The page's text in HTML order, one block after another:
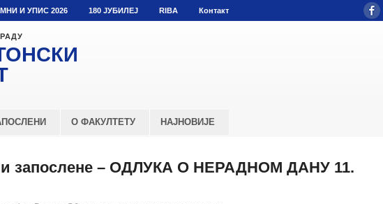
И УПИС 2026 180 ЈУБИЛЕЈ RIBA Контакт
О ФАКУЛТЕТУ НАЈНОВИЈЕ
и запослене – ОДЛУКА О НЕРАДНОМ ДАНУ 11.